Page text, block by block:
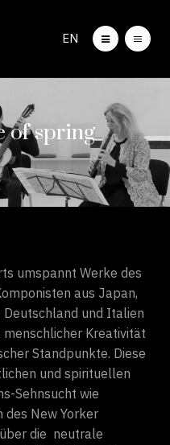
EN
of spring
umspannt Werke des
aus Japan,
Deutschland und Italien
Kreativität
Standpunkte. Diese
und spirituellen
Sehnsucht wie
des New Yorker
die neutrale